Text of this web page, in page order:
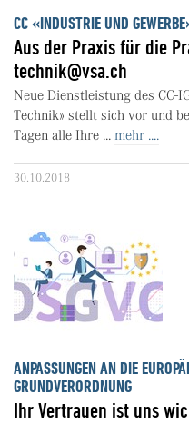
CC «INDUSTRIE UND
Aus der Praxis für die
technik@vsa.ch
Neue Dienstleistung des CC-
Technik» stellt sich vor und
Tagen alle Ihre ... mehr ....
30.10.2018
ANPASSUNGEN AN DIE
GRUNDVERORDNUNG
Ihr Vertrauen ist uns